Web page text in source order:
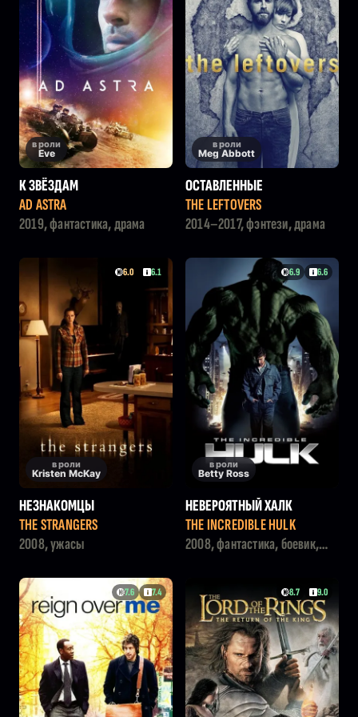
в роли
Eve
К ЗВЁЗДАМ
AD ASTRA
2019, фантастика, драма
в роли
Meg Abbott
ОСТАВЛЕННЫЕ
THE LEFTOVERS
2014–2017, фэнтези, драма
6.0 6.1
в роли
Kristen McKay
НЕЗНАКОМЦЫ
THE STRANGERS
2008, ужасы
6.9 6.6
в роли
Betty Ross
НЕВЕРОЯТНЫЙ ХАЛК
THE INCREDIBLE HULK
2008, фантастика, боевик,
7.6 7.4 8.7 9.0